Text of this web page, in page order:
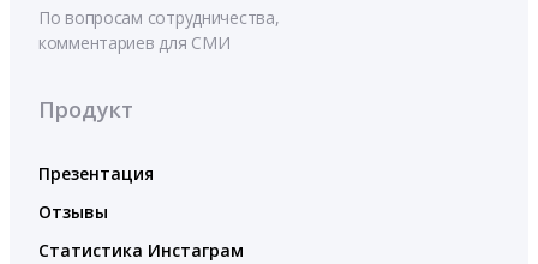
По вопросам сотрудничества,
комментариев для СМИ
Продукт
Презентация
Отзывы
Статистика Инстаграм